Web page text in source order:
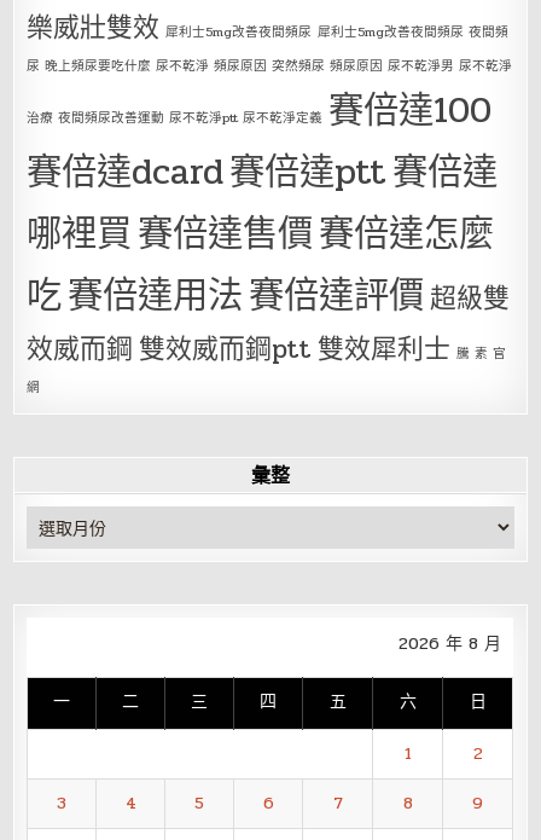
樂威壯雙效 犀利士5mg改善夜間頻尿 犀利士5mg改善夜間頻尿 夜間頻
尿 晚上頻尿要吃什麼 尿不乾淨 頻尿原因 突然頻尿 頻尿原因 尿不乾淨男 尿不乾淨
治療 夜間頻尿改善運動 尿不乾淨ptt 尿不乾淨定義 賽倍達100
賽倍達dcard賽倍達ptt賽倍達
哪裡買賽倍達售價賽倍達怎麼
吃賽倍達用法賽倍達評價超級雙
效威而鋼 雙效威而鋼ptt 雙效犀利士 騰 素 官
網
彙整
彙
整
2026 年 8 月
一 二 三 四 五 六 日
1
2
3
4 5 6 7 8
9